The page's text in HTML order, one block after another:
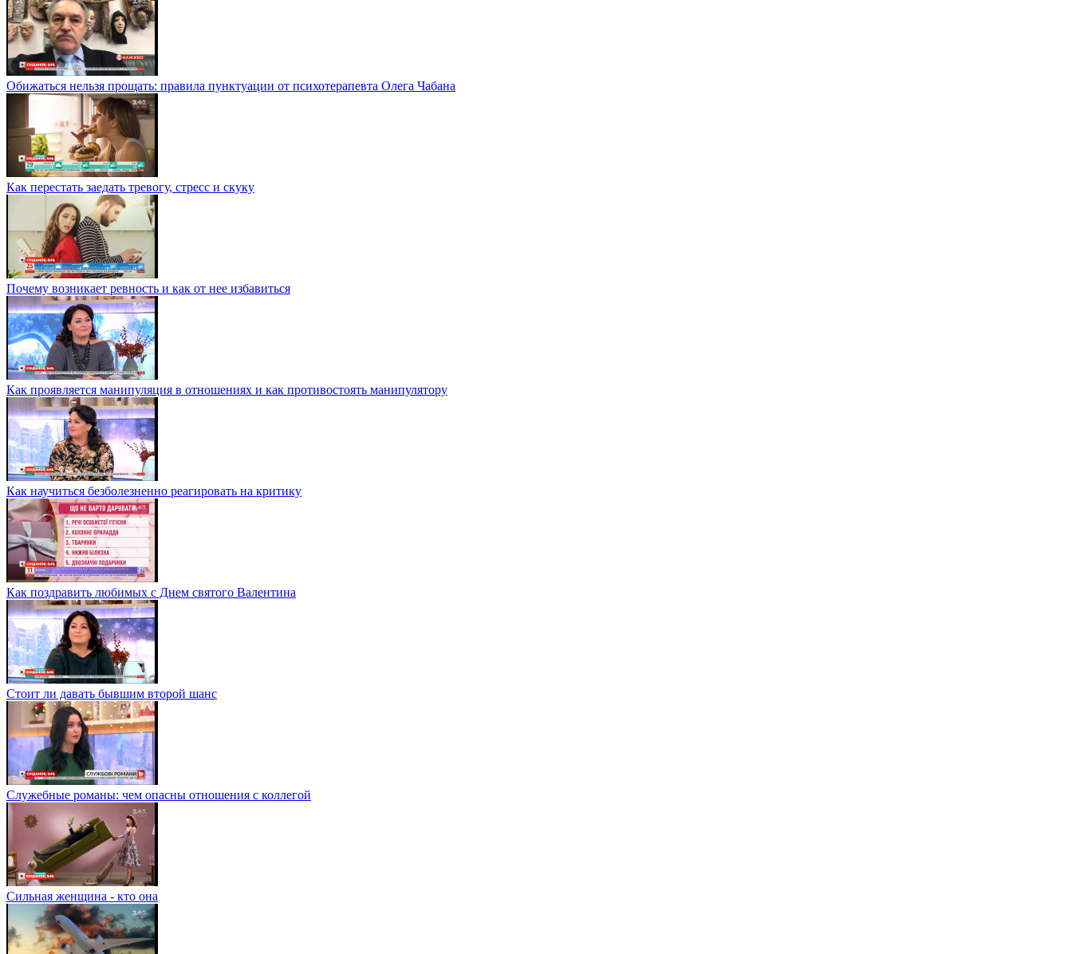
Обижаться нельзя прощать: правила пунктуации от психотерапевта Олега Чабана
Как перестать заедать тревогу, стресс и скуку
Почему возникает ревность и как от нее избавиться
Как проявляется манипуляция в отношениях и как противостоять манипулятору
Как научиться безболезненно реагировать на критику
Как поздравить любимых с Днем святого Валентина
Стоит ли давать бывшим второй шанс
Служебные романы: чем опасны отношения с коллегой
Сильная женщина - кто она